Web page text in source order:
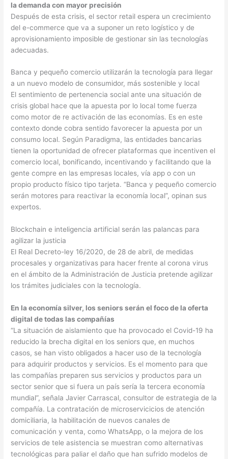
la demanda con mayor precisión
Después de esta crisis, el sector retail espera un crecimiento
del e-commerce que va a suponer un reto logístico y de
aprovisionamiento imposible de gestionar sin las tecnologías
adecuadas.
Banca y pequeño comercio utilizarán la tecnología para llegar
a un nuevo modelo de consumidor, más sostenible y local
El sentimiento de pertenencia social ante una situación de
crisis global hace que la apuesta por lo local tome fuerza
como motor de re activación de las economías. Es en este
contexto donde cobra sentido favorecer la apuesta por un
consumo local. Según Paradigma, las entidades bancarias
tienen la oportunidad de ofrecer plataformas que incentiven el
comercio local, bonificando, incentivando y facilitando que la
gente compre en las empresas locales, vía app o con un
propio producto físico tipo tarjeta. “Banca y pequeño comercio
serán motores para reactivar la economía local”, opinan sus
expertos.
Blockchain e inteligencia artificial serán las palancas para
agilizar la justicia
El Real Decreto-ley 16/2020, de 28 de abril, de medidas
procesales y organizativas para hacer frente al corona virus
en el ámbito de la Administración de Justicia pretende agilizar
los trámites judiciales con la tecnología.
En la economía silver, los seniors serán el foco de la oferta
digital de todas las compañías
“La situación de aislamiento que ha provocado el Covid-19 ha
reducido la brecha digital en los seniors que, en muchos
casos, se han visto obligados a hacer uso de la tecnología
para adquirir productos y servicios. Es el momento para que
las compañías preparen sus servicios y productos para un
sector senior que si fuera un país sería la tercera economía
mundial”, señala Javier Carrascal, consultor de estrategia de la
compañía. La contratación de microservicicios de atención
domiciliaria, la habilitación de nuevos canales de
comunicación y venta, como WhatsApp, o la mejora de los
servicios de tele asistencia se muestran como alternativas
tecnológicas para paliar el daño que han sufrido modelos de